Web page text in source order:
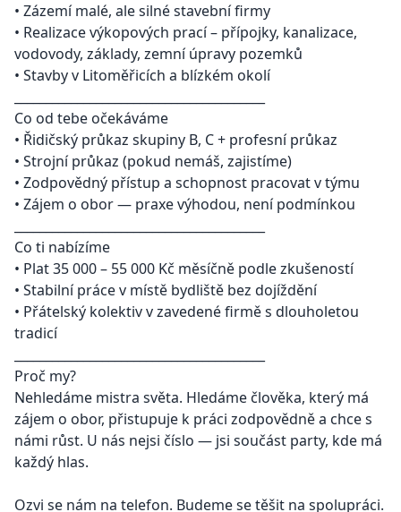
• Zázemí malé, ale silné stavební firmy
• Realizace výkopových prací – přípojky, kanalizace,
vodovody, základy, zemní úpravy pozemků
• Stavby v Litoměřicích a blízkém okolí
Co od tebe očekáváme
• Řidičský průkaz skupiny B, C + profesní průkaz
• Strojní průkaz (pokud nemáš, zajistíme)
• Zodpovědný přístup a schopnost pracovat v týmu
• Zájem o obor — praxe výhodou, není podmínkou
Co ti nabízíme
• Plat 35 000 – 55 000 Kč měsíčně podle zkušeností
• Stabilní práce v místě bydliště bez dojíždění
• Přátelský kolektiv v zavedené firmě s dlouholetou
tradicí
Proč my?
Nehledáme mistra světa. Hledáme člověka, který má
zájem o obor, přistupuje k práci zodpovědně a chce s
námi růst. U nás nejsi číslo — jsi součást party, kde má
každý hlas.
Ozvi se nám na telefon. Budeme se těšit na spolupráci.